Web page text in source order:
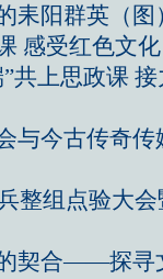
耒阳群英（图
感受红色文
共上思政课
与今古传奇传
整组点验大
契合——探寻